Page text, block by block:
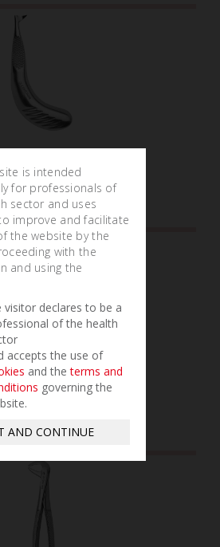
GAUCHE
BEIN ROND mm3
is intended
for professionals of
sector and uses
improve and facilitate
the website by the
with the
and using the
visitor declares to be a
of the health
accepts the use of
and theterms and
governing the
AND CONTINUE